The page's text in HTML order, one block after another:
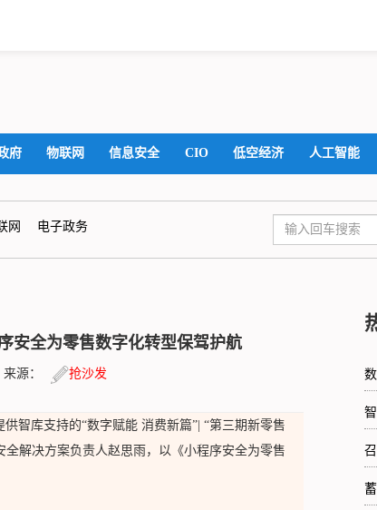
府 物联网 信息安全 CIO 低空经济 人工智能
网 电子政务
安全为零售数字化转型保驾护航
源： 抢沙发
智库支持的“数字赋能 消费新篇”| “第三期新零售
解决方案负责人赵思雨，以《小程序安全为零售